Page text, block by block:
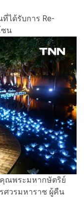
ได้รับการ Re-
ซน
ณพระมหากษัตริย์
ศวรมหาราช ผู้คืน